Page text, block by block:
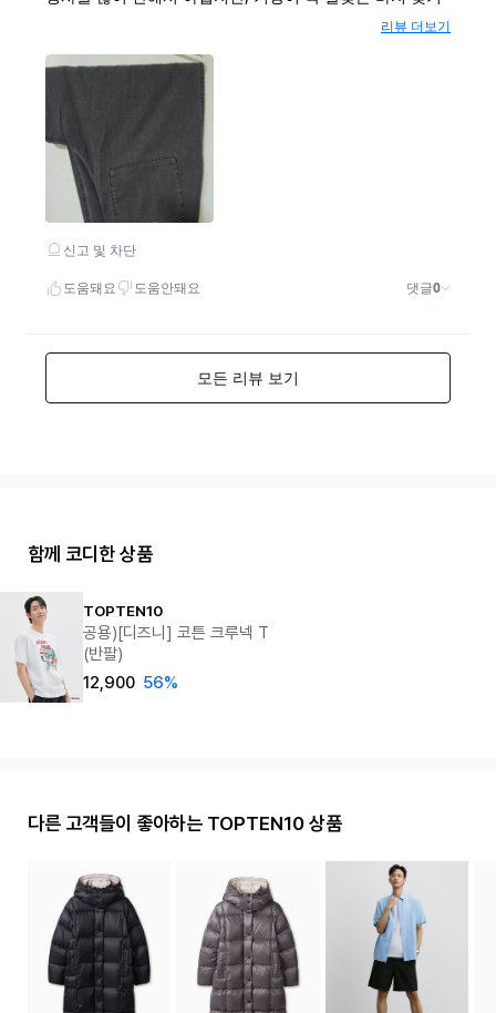
함께 코디한 상품
TOPTEN10
공용)[디즈니] 코튼 크루넥 T
(반팔)
12,900 56%
다른 고객들이 좋아하는 TOPTEN10 상품